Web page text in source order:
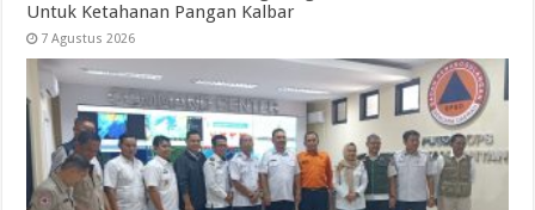
Untuk Ketahanan Pangan Kalbar
7 Agustus 2026